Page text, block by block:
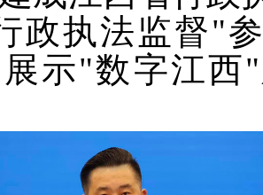
政执法监督"
示"数字江西